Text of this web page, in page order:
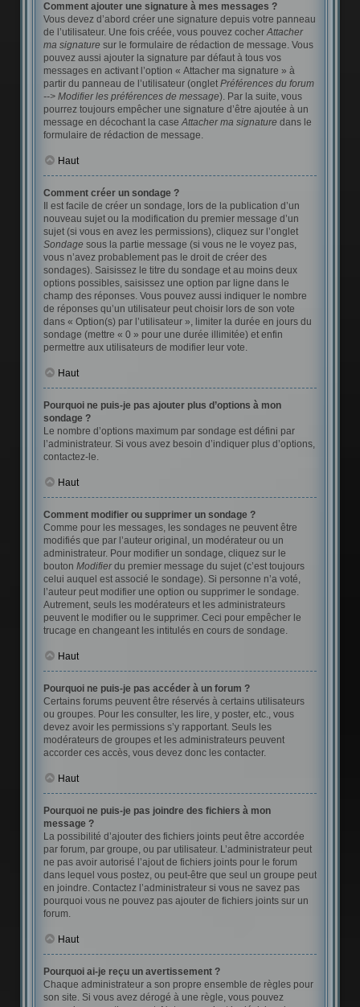
Comment ajouter une signature à mes messages ?
Vous devez d’abord créer une signature depuis votre panneau
de l’utilisateur. Une fois créée, vous pouvez cocherAttacher
ma signature sur le formulaire de rédaction de message. Vous
pouvez aussi ajouter la signature par défaut à tous vos
messages en activant l’option « Attacher ma signature » à
partir du panneau de l’utilisateur (onglet Préférences du forum
--> Modifier les préférences de message). Par la suite, vous
pourrez toujours empêcher une signature d’être ajoutée à un
message en décochant la caseAttacher ma signature dans le
formulaire de rédaction de message.
Haut
Comment créer un sondage ?
Il est facile de créer un sondage, lors de la publication d’un
nouveau sujet ou la modification du premier message d’un
sujet (si vous en avez les permissions), cliquez sur l’onglet
Sondage sous la partie message (si vous ne le voyez pas,
vous n’avez probablement pas le droit de créer des
sondages). Saisissez le titre du sondage et au moins deux
options possibles, saisissez une option par ligne dans le
champ des réponses. Vous pouvez aussi indiquer le nombre
de réponses qu’un utilisateur peut choisir lors de son vote
dans « Option(s) par l’utilisateur », limiter la durée en jours du
sondage (mettre « 0 » pour une durée illimitée) et enfin
permettre aux utilisateurs de modifier leur vote.
Haut
Pourquoi ne puis-je pas ajouter plus d’options à mon
sondage ?
Le nombre d’options maximum par sondage est défini par
l’administrateur. Si vous avez besoin d’indiquer plus d’options,
contactez-le.
Haut
Comment modifier ou supprimer un sondage ?
Comme pour les messages, les sondages ne peuvent être
modifiés que par l’auteur original, un modérateur ou un
administrateur. Pour modifier un sondage, cliquez sur le
bouton Modifierdu premier message du sujet (c’est toujours
celui auquel est associé le sondage). Si personne n’a voté,
l’auteur peut modifier une option ou supprimer le sondage.
Autrement, seuls les modérateurs et les administrateurs
peuvent le modifier ou le supprimer. Ceci pour empêcher le
trucage en changeant les intitulés en cours de sondage.
Haut
Pourquoi ne puis-je pas accéder à un forum ?
Certains forums peuvent être réservés à certains utilisateurs
ou groupes. Pour les consulter, les lire, y poster, etc., vous
devez avoir les permissions s’y rapportant. Seuls les
modérateurs de groupes et les administrateurs peuvent
accorder ces accès, vous devez donc les contacter.
Haut
Pourquoi ne puis-je pas joindre des fichiers à mon
message ?
La possibilité d’ajouter des fichiers joints peut être accordée
par forum, par groupe, ou par utilisateur. L’administrateur peut
ne pas avoir autorisé l’ajout de fichiers joints pour le forum
dans lequel vous postez, ou peut-être que seul un groupe peut
en joindre. Contactez l’administrateur si vous ne savez pas
pourquoi vous ne pouvez pas ajouter de fichiers joints sur un
forum.
Haut
Pourquoi ai-je reçu un avertissement ?
Chaque administrateur a son propre ensemble de règles pour
son site. Si vous avez dérogé à une règle, vous pouvez